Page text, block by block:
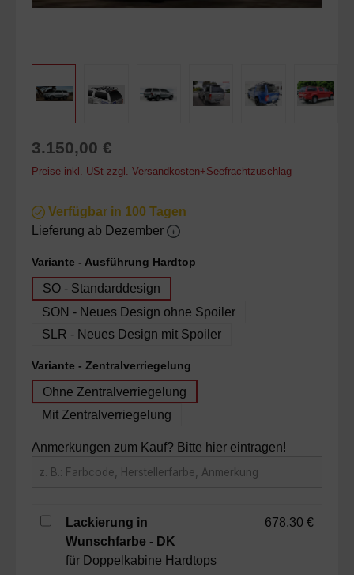
Regulärer Preis:
3.150,00 €
Preise inkl. USt zzgl. Versandkosten+Seefrachtzuschlag
Verfügbar in 100 Tagen
Lieferung ab Dezember
Variante - Ausführung Hardtop
SO - Standarddesign
SON - Neues Design ohne Spoiler
SLR - Neues Design mit Spoiler
Variante - Zentralverriegelung
Ohne Zentralverriegelung
Mit Zentralverriegelung
Anmerkungen zum Kauf? Bitte hier eintragen!
Lackierung in
Wunschfarbe - DK
für Doppelkabine Hardtops
678,30 €